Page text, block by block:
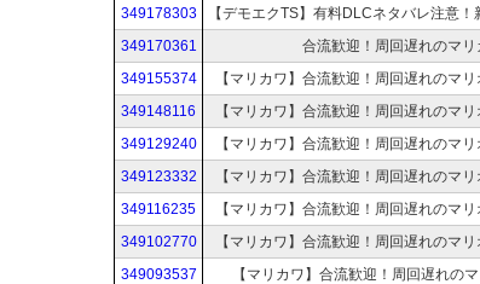
349178303
349170361
合流歓迎！周回遅れのマリ
349155374
【マリカワ】合流歓迎！周回遅れのマ
349148116
【マリカワ】合流歓迎！周回遅れのマ
349129240
【マリカワ】合流歓迎！周回遅れのマ
349123332
【マリカワ】合流歓迎！周回遅れのマ
349116235
【マリカワ】合流歓迎！周回遅れのマ
349102770
【マリカワ】合流歓迎！周回遅れのマ
349093537
【マリカワ】合流歓迎！周回遅れの